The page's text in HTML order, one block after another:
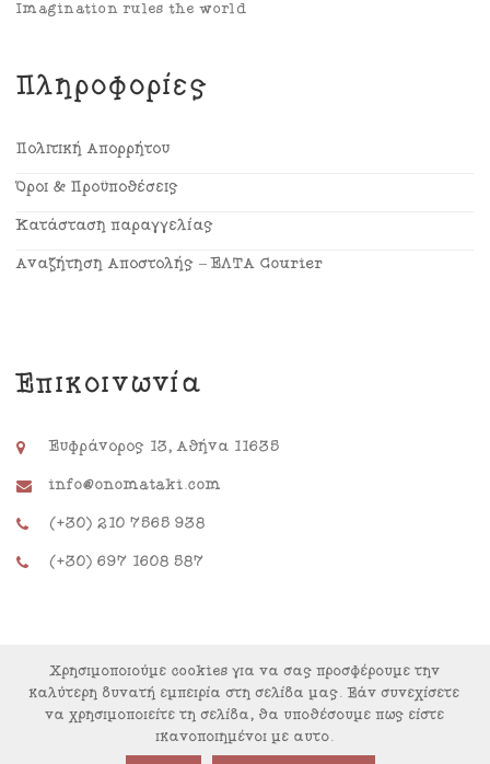
Imagination rules the world
Πληροφορίες
Πολιτική Απορρήτου
Όροι & Προϋποθέσεις
Κατάσταση παραγγελίας
Αναζήτηση Αποστολής – ΕΛΤΑ Courier
Επικοινωνία
Ευφράνορος 13, Αθήνα 11635
info@onomataki.com
(+30) 210 7565 938
(+30) 697 1608 587
Χρησιμοποιούμε cookies για να σας προσφέρουμε την
καλύτερη δυνατή εμπειρία στη σελίδα μας. Εάν συνεχίσετε
να χρησιμοποιείτε τη σελίδα, θα υποθέσουμε πως είστε
ικανοποιημένοι με αυτό.